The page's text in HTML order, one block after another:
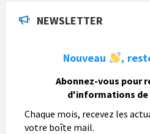
population mais également
bulletin municipal annuel en
photo gratuit OUVERT À
Vous pouvez envoyer vos
NEWSLETTER
Nouveau ,
Abonnez-vous pour
d'informations de
Chaque mois, recevez les
votre boîte mail.